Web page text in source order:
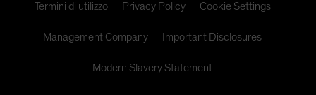
Termini di utilizzo Privacy Policy Cookie Settings
Management Company Important Disclosures
Modern Slavery Statement